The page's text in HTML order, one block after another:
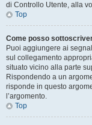
di Controllo Utente, alla
Top
Come posso
Puoi aggiungere ai
sul collegamento
situato vicino alla parte
Rispondendo a un
risponde in questo
l’argomento.
Top